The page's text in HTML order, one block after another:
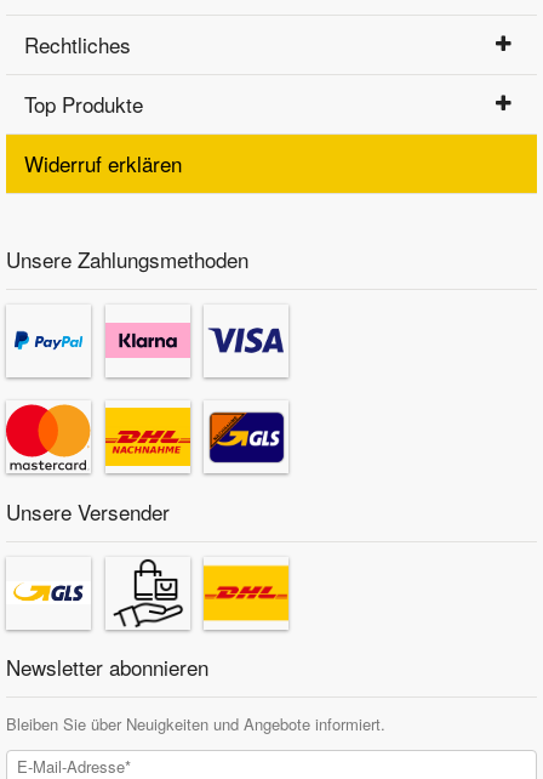
Rechtliches
Top Produkte
Widerruf erklären
Unsere Zahlungsmethoden
Unsere Versender
Newsletter abonnieren
Bleiben Sie über Neuigkeiten und Angebote informiert.